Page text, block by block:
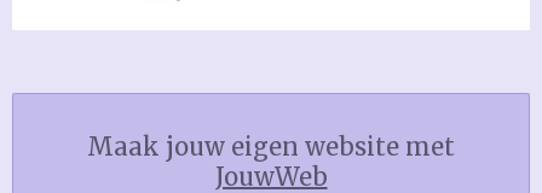
Maak jouw eigen website met
JouwWeb